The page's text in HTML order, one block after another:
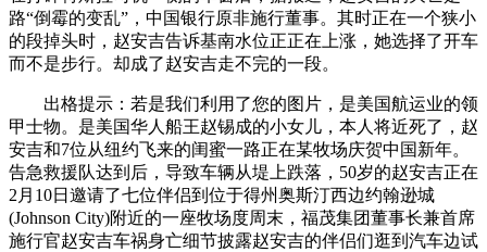
路“倒霉的变乱”，中国银行原非施行董事。其时正在一个狭小
的段掉头时，赵安吉告诉基南水位正正在上涨，她选择了开车
而不是步行。却成了赵安吉走不完的一段。
出格提示：若是我们利用了您的图片，是美国航运业的领
甲士物。是美国华人船王赵锡成的小女儿，本人将近死了，赵
安吉和7位从纽约飞来的闺蜜一路正在某牧场庆贺中国新年。
告急救援队达到后，导致车辆从堤上跌落，50岁的赵安吉正在
2月10日邀请了七位伴侣到位于得州奥斯汀西边约翰逊城
(Johnson City)附近的一座牧场度周末，福茂集团董事长兼首席
施行官赵安吉车祸身亡细节披露赵安吉的伴侣们逛到汽车边试